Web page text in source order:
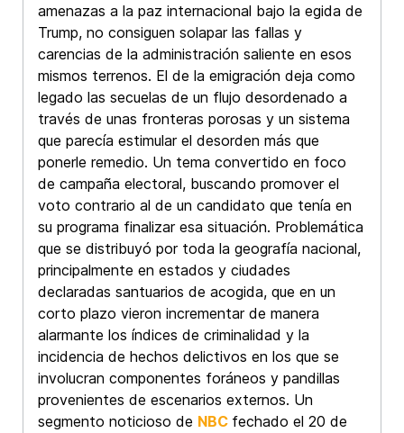
amenazas a la paz internacional bajo la egida de
Trump, no consiguen solapar las fallas y
carencias de la administración saliente en esos
mismos terrenos. El de la emigración deja como
legado las secuelas de un flujo desordenado a
través de unas fronteras porosas y un sistema
que parecía estimular el desorden más que
ponerle remedio. Un tema convertido en foco
de campaña electoral, buscando promover el
voto contrario al de un candidato que tenía en
su programa finalizar esa situación. Problemática
que se distribuyó por toda la geografía nacional,
principalmente en estados y ciudades
declaradas santuarios de acogida, que en un
corto plazo vieron incrementar de manera
alarmante los índices de criminalidad y la
incidencia de hechos delictivos en los que se
involucran componentes foráneos y pandillas
provenientes de escenarios externos. Un
segmento noticioso de NBC fechado el 20 de